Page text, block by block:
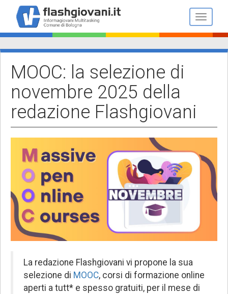
contenuto
principale
Toggle
MOOC: la selezione di
novembre 2025 della
redazione Flashgiovani
La redazione Flashgiovani vi propone la sua
selezione di MOOC, corsi di formazione online
aperti a tutt* e spesso gratuiti, per il mese di